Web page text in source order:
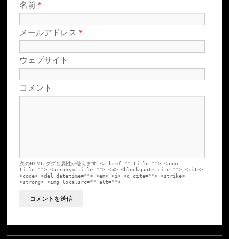
名前 *
メールアドレス *
ウェブサイト
コメント
次のHTML タグと属性が使えます:<a href="" title=""> <abbr
title=""> <acronym title=""> <b> <blockquote cite=""> <cite>
<code> <del datetime=""> <em> <i> <q cite=""> <strike>
<strong> <img localsrc="" alt="">